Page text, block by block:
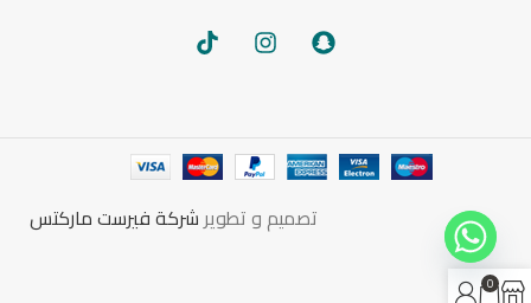
تصميم و تطويرشركة فيرست ماركتس
0